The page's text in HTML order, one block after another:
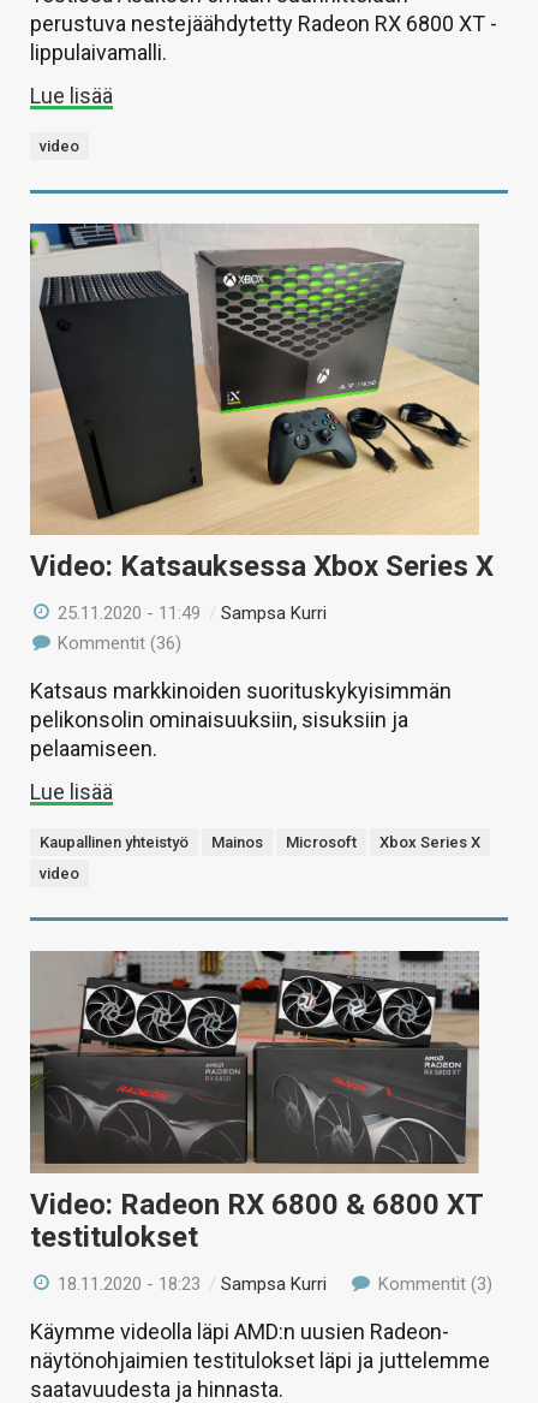
perustuva nestejäähdytetty Radeon RX 6800 XT -
lippulaivamalli.
Lue lisää
video
Video: Katsauksessa Xbox Series X
25.11.2020 - 11:49 /Sampsa Kurri
Kommentit (36)
Katsaus markkinoiden suorituskykyisimmän
pelikonsolin ominaisuuksiin, sisuksiin ja
pelaamiseen.
Lue lisää
Kaupallinen yhteistyö Mainos Microsoft
Xbox Series X
video
Video: Radeon RX 6800 & 6800 XT
testitulokset
18.11.2020 - 18:23 /Sampsa Kurri Kommentit (3)
Käymme videolla läpi AMD:n uusien Radeon-
näytönohjaimien testitulokset läpi ja juttelemme
saatavuudesta ja hinnasta.